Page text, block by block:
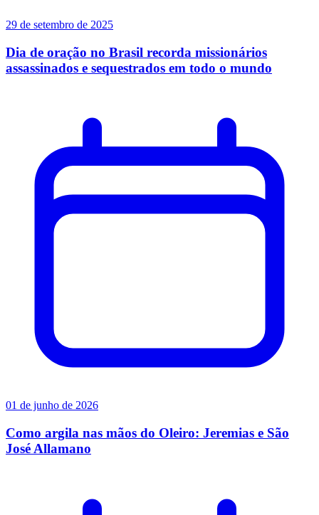
29 de setembro de 2025
Dia de oração no Brasil recorda missionários
assassinados e sequestrados em todo o mundo
01 de junho de 2026
Como argila nas mãos do Oleiro: Jeremias e São
José Allamano